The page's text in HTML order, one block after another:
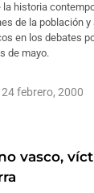
historia
de la población
en los debates
de mayo.
24 febrero, 2000
vasco,